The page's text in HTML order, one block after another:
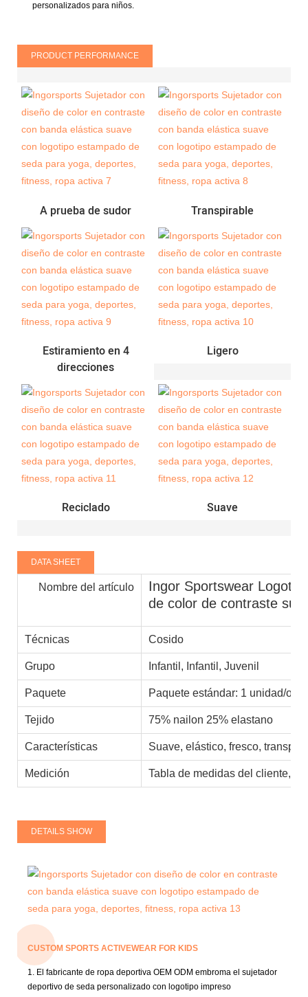
personalizados para niños.
PRODUCT PERFORMANCE
A prueba de sudor Transpirable
Estiramiento en 4
direcciones
Ligero
Reciclado Suave
DATA SHEET
Nombre del artículo
Ingor Sportswear
de color de contraste
Técnicas Cosido
Grupo Infantil, Infantil, Juvenil
Paquete Paquete estándar: 1 unidad/
Tejido 75% nailon 25% elastano
Características Suave, elástico, fresco,
Medición Tabla de medidas del cliente,
DETAILS SHOW
CUSTOM SPORTS ACTIVEWEAR FOR KIDS
1. El fabricante de ropa deportiva OEM ODM embroma el sujetador
deportivo de seda personalizado con logotipo impreso